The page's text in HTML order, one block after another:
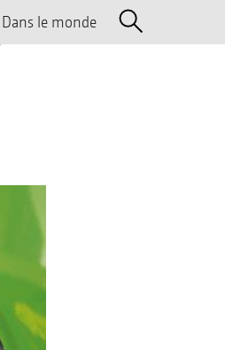
Dans le monde